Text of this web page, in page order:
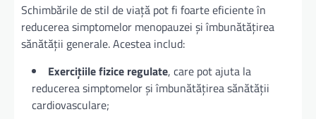
Schimbările de stil de viață pot fi foarte eficiente în
reducerea simptomelor menopauzei și îmbunătățirea
sănătății generale. Acestea includ:
Exercițiile fizice regulate, care pot ajuta la
reducerea simptomelor și îmbunătățirea sănătății
cardiovasculare;